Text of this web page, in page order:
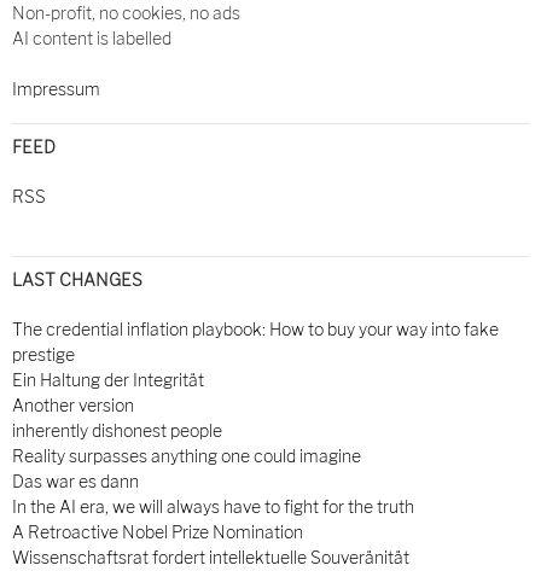
Non-profit, no cookies, no ads
AI content is labelled
Impressum
FEED
RSS
LAST CHANGES
The credential inflation playbook: How to buy your way into fake
prestige
Ein Haltung der Integrität
Another version
inherently dishonest people
Reality surpasses anything one could imagine
Das war es dann
In the AI era, we will always have to fight for the truth
A Retroactive Nobel Prize Nomination
Wissenschaftsrat fordert intellektuelle Souveränität